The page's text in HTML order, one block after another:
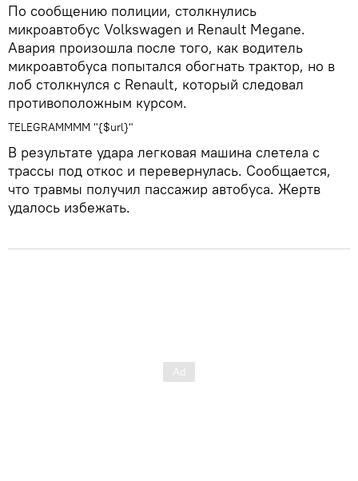
По сообщению полиции, столкнулись
микроавтобус Volkswagen и Renault Megane.
Авария произошла после того, как водитель
микроавтобуса попытался обогнать трактор, но в
лоб столкнулся с Renault, который следовал
противоположным курсом.
TELEGRAMMMM "{$url}"
В результате удара легковая машина слетела с
трассы под откос и перевернулась. Сообщается,
что травмы получил пассажир автобуса. Жертв
удалось избежать.